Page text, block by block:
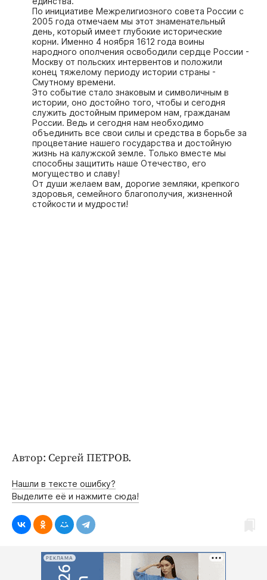
По инициативе Межрелигиозного совета России с
2005 года отмечаем мы этот знаменательный
день, который имеет глубокие исторические
корни. Именно 4 ноября 1612 года воины
народного ополчения освободили сердце России -
Москву от польских интервентов и положили
конец тяжелому периоду истории страны -
Смутному времени.
Это событие стало знаковым и символичным в
истории, оно достойно того, чтобы и сегодня
служить достойным примером нам, гражданам
России. Ведь и сегодня нам необходимо
объединить все свои силы и средства в борьбе за
процветание нашего государства и достойную
жизнь на калужской земле. Только вместе мы
способны защитить наше Отечество, его
могущество и славу!
От души желаем вам, дорогие земляки, крепкого
здоровья, семейного благополучия, жизненной
стойкости и мудрости!
Автор: Сергей ПЕТРОВ.
Нашли в тексте ошибку?
Выделите её и нажмите сюда!
РЕКЛАМА